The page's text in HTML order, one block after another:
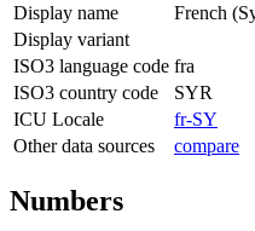
Display name
French
Display variant
ISO3 language code fra
ISO3 country code
SYR
ICU Locale
fr-SY
Other data sources
compare
Numbers